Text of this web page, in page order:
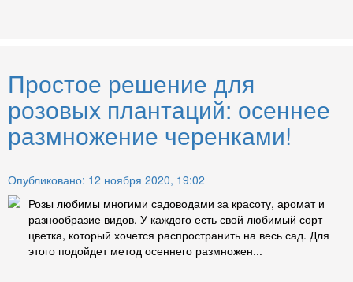
Простое решение для
розовых плантаций: осеннее
размножение черенками!
Опубликовано: 12 ноября 2020, 19:02
Розы любимы многими садоводами за красоту, аромат и
разнообразие видов. У каждого есть свой любимый сорт
цветка, который хочется распространить на весь сад. Для
этого подойдет метод осеннего размножен...